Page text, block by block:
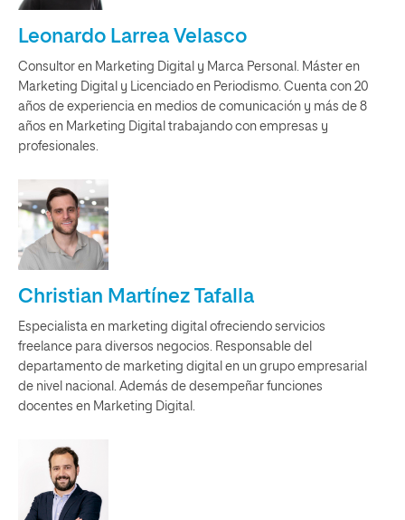
Leonardo Larrea Velasco
Consultor en Marketing Digital y Marca Personal. Máster en
Marketing Digital y Licenciado en Periodismo. Cuenta con 20
años de experiencia en medios de comunicación y más de 8
años en Marketing Digital trabajando con empresas y
profesionales.
Christian Martínez Tafalla
Especialista en marketing digital ofreciendo servicios
freelance para diversos negocios. Responsable del
departamento de marketing digital en un grupo empresarial
de nivel nacional. Además de desempeñar funciones
docentes en Marketing Digital.